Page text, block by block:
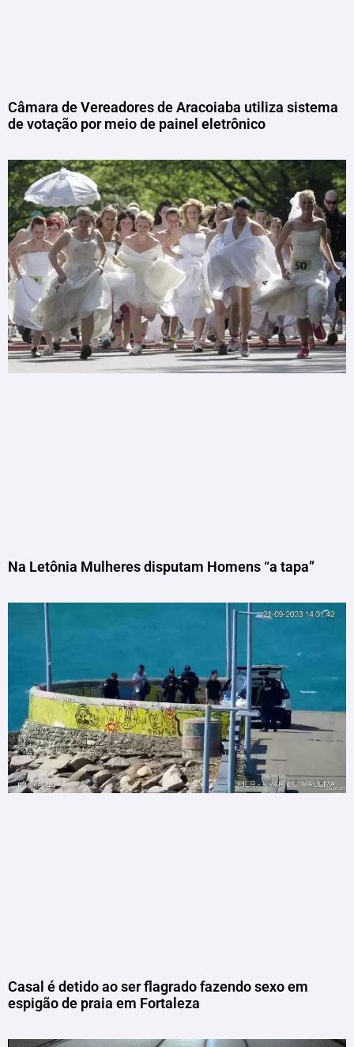
Câmara de Vereadores de Aracoiaba utiliza sistema
de votação por meio de painel eletrônico
Na Letônia Mulheres disputam Homens “a tapa”
Casal é detido ao ser flagrado fazendo sexo em
espigão de praia em Fortaleza